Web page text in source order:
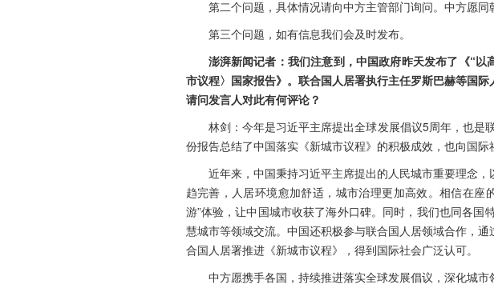
第二个问题，具体情况请向中方主管部门询问。中方愿
第三个问题，如有信息我们会及时发布。
澎湃新闻记者：我们注意到，中国政府昨天发布了《“
市议程〉国家报告》。联合国人居署执行主任罗斯巴赫等国
请问发言人对此有何评论？
林剑：今年是习近平主席提出全球发展倡议5周年，也
份报告总结了中国落实《新城市议程》的积极成效，也向国际
近年来，中国秉持习近平主席提出的人民城市重要理念
趋完善，人居环境愈加舒适，城市治理更加高效。相信在
游”体验，让中国城市收获了海外口碑。同时，我们也同各
慧城市等领域交流。中国还积极参与联合国人居领域合作，
合国人居署推进《新城市议程》，得到国际社会广泛认可。
中方愿携手各国，持续推进落实全球发展倡议，深化城